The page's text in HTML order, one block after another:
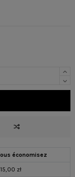
économisez
zł